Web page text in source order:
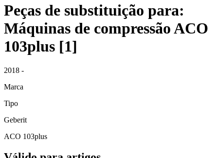
Peças de substituição para:
Máquinas de compressão ACO
103plus [1]
2018 -
Marca
Tipo
Geberit
ACO 103plus